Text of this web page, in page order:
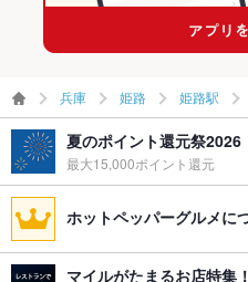
兵庫 姫路 姫路駅
夏のポイント還元祭2026
最大15,000ポイント還元
ホットペッパーグルメに
マイルがたまるお店特集！